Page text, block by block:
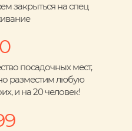
закрыться на спец
посадочных мест,
разместим любую
и на 20 человек!